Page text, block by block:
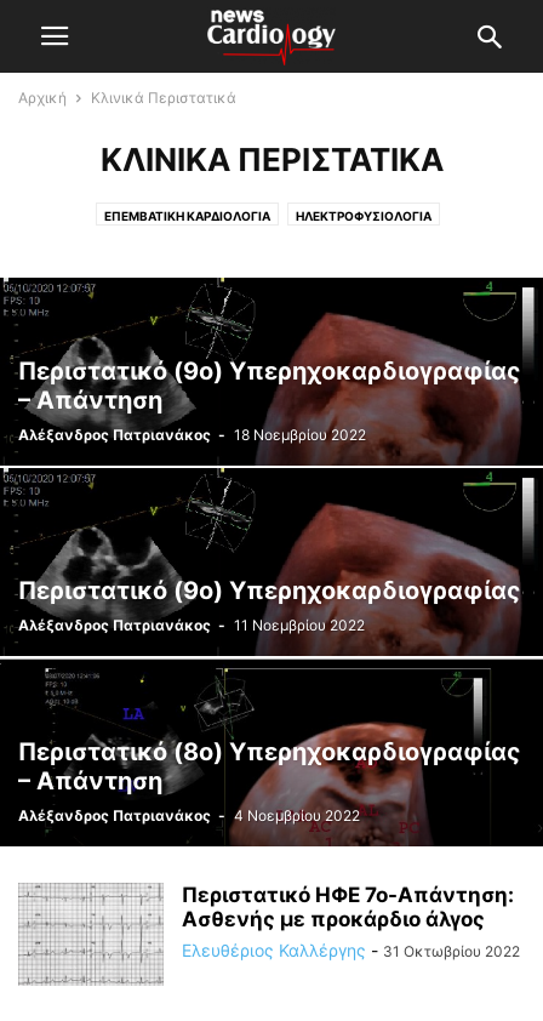
Αρχική Κλινικά Περιστατικά
ΚΛΙΝΙΚΆ ΠΕΡΙΣΤΑΤΙΚΆ
ΕΠΕΜΒΑΤΙΚΉ ΚΑΡΔΙΟΛΟΓΊΑ ΗΛΕΚΤΡΟΦΥΣΙΟΛΟΓΊΑ
Περιστατικό (9ο) Υπερηχοκαρδιογραφίας
– Απάντηση
Αλέξανδρος Πατριανάκος - 18 Νοεμβρίου 2022
Περιστατικό (9ο) Υπερηχοκαρδιογραφίας
Αλέξανδρος Πατριανάκος - 11 Νοεμβρίου 2022
Περιστατικό (8ο) Υπερηχοκαρδιογραφίας
– Απάντηση
Αλέξανδρος Πατριανάκος - 4 Νοεμβρίου 2022
Περιστατικό ΗΦΕ 7ο-Απάντηση:
Ασθενής με προκάρδιο άλγος
Ελευθέριος Καλλέργης - 31 Οκτωβρίου 2022